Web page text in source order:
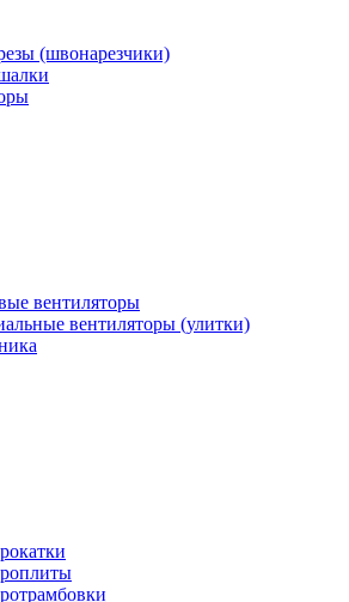
(швонарезчики)
вентиляторы
вентиляторы (улитки)